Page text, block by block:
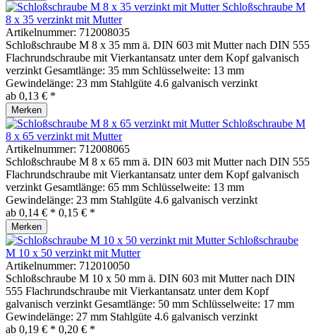
Schloßschraube M
8 x 35 verzinkt mit Mutter
Artikelnummer: 712008035
Schloßschraube M 8 x 35 mm ä. DIN 603 mit Mutter nach DIN 555
Flachrundschraube mit Vierkantansatz unter dem Kopf galvanisch
verzinkt Gesamtlänge: 35 mm Schlüsselweite: 13 mm
Gewindelänge: 23 mm Stahlgüte 4.6 galvanisch verzinkt
ab 0,13 € *
Merken
Schloßschraube M
8 x 65 verzinkt mit Mutter
Artikelnummer: 712008065
Schloßschraube M 8 x 65 mm ä. DIN 603 mit Mutter nach DIN 555
Flachrundschraube mit Vierkantansatz unter dem Kopf galvanisch
verzinkt Gesamtlänge: 65 mm Schlüsselweite: 13 mm
Gewindelänge: 23 mm Stahlgüte 4.6 galvanisch verzinkt
ab 0,14 € * 0,15 € *
Merken
Schloßschraube
M 10 x 50 verzinkt mit Mutter
Artikelnummer: 712010050
Schloßschraube M 10 x 50 mm ä. DIN 603 mit Mutter nach DIN
555 Flachrundschraube mit Vierkantansatz unter dem Kopf
galvanisch verzinkt Gesamtlänge: 50 mm Schlüsselweite: 17 mm
Gewindelänge: 27 mm Stahlgüte 4.6 galvanisch verzinkt
ab 0,19 € * 0,20 € *